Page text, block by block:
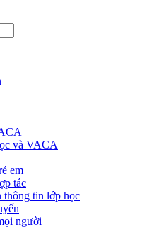
và VACA
em
tác
tin lớp học
người